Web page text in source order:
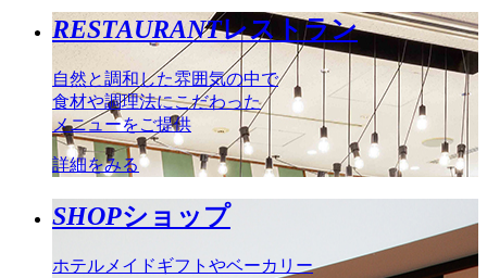
RESTAURANTレストラン
自然と調和した雰囲気の中で
食材や調理法にこだわった
メニューをご提供
詳細をみる
SHOPショップ
ホテルメイドギフトやベーカリー